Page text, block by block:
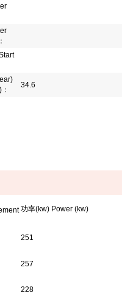
：
：
34.6
功率(kw) Power (kw)
251
257
228